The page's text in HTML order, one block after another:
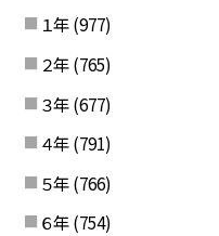
１年 (977)
２年 (765)
３年 (677)
４年 (791)
５年 (766)
６年 (754)